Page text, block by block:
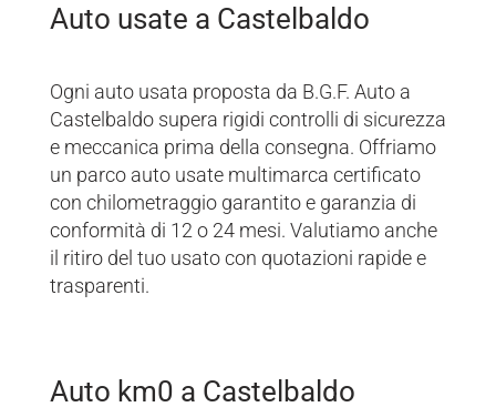
Auto usate a Castelbaldo
Ogni auto usata proposta da B.G.F. Auto a
Castelbaldo supera rigidi controlli di sicurezza
e meccanica prima della consegna. Offriamo
un parco auto usate multimarca certificato
con chilometraggio garantito e garanzia di
conformità di 12 o 24 mesi. Valutiamo anche
il ritiro del tuo usato con quotazioni rapide e
trasparenti.
Auto km0 a Castelbaldo